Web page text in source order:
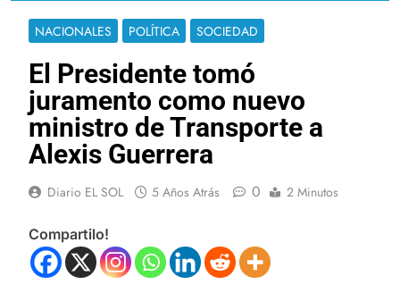
NACIONALES POLÍTICA SOCIEDAD
El Presidente tomó
juramento como nuevo
ministro de Transporte a
Alexis Guerrera
Diario EL SOL 5 Años Atrás 0 2 Minutos
Compartilo!